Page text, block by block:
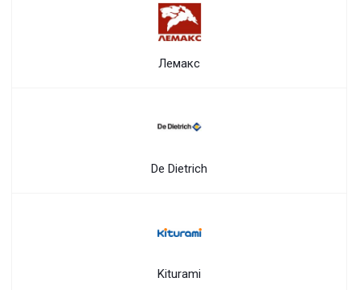
Лемакс
De Dietrich
Kiturami